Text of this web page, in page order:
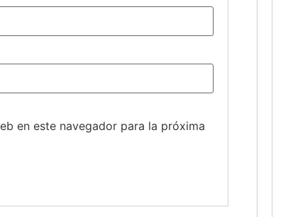
en este navegador para la próxima